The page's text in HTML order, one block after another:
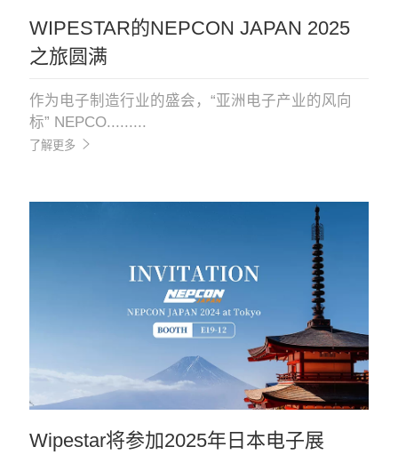
WIPESTAR的NEPCON JAPAN 2025
之旅圆满
作为电子制造行业的盛会，“亚洲电子产业的风向
标” NEPCO.........
了解更多
Wipestar将参加2025年日本电子展